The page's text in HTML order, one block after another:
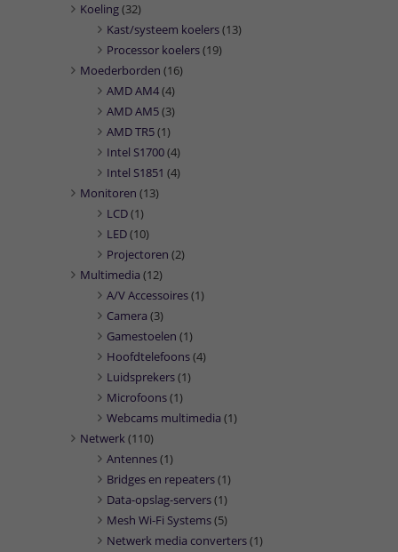
Koeling(32)
Kast/systeem koelers(13)
Processor koelers(19)
Moederborden (16)
AMD AM4(4)
AMD AM5(3)
AMD TR5(1)
Intel S1700(4)
Intel S1851 (4)
Monitoren (13)
LCD(1)
LED(10)
Projectoren (2)
Multimedia (12)
A/V Accessoires(1)
Camera (3)
Gamestoelen (1)
Hoofdtelefoons(4)
Luidsprekers(1)
Microfoons(1)
Webcams multimedia (1)
Netwerk(110)
Antennes(1)
Bridges en repeaters(1)
Data-opslag-servers(1)
Mesh Wi-Fi Systems(5)
Netwerk media converters(1)